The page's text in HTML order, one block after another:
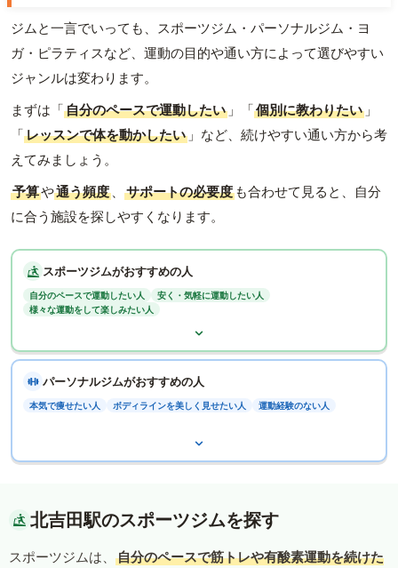
ジムと一言でいっても、スポーツジム・パーソナルジム・ヨ
ガ・ピラティスなど、運動の目的や通い方によって選びやすい
ジャンルは変わります。
まずは「自分のペースで運動したい 」「個別に教わりたい 」
「レッスンで体を動かしたい 」など、続けやすい通い方から考
えてみましょう。
予算や通う頻度 、 サポートの必要度 も合わせて見ると、自分
に合う施設を探しやすくなります。
スポーツジムがおすすめの人
自分のペースで運動したい人
安く・気軽に運動したい人
様々な運動をして楽しみたい人
パーソナルジムがおすすめの人
本気で痩せたい人 ボディラインを美しく見せたい人 運動経験のない人
北吉田駅のスポーツジムを探す
スポーツジムは、
自分のペースで筋トレや有酸素運動を続けた